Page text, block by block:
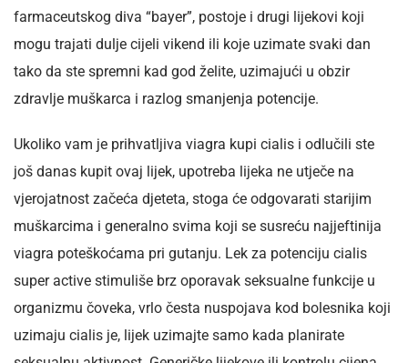
farmaceutskog diva “bayer”, postoje i drugi lijekovi koji
mogu trajati dulje cijeli vikend ili koje uzimate svaki dan
tako da ste spremni kad god želite, uzimajući u obzir
zdravlje muškarca i razlog smanjenja potencije.
Ukoliko vam je prihvatljiva viagra kupi cialis i odlučili ste
još danas kupit ovaj lijek, upotreba lijeka ne utječe na
vjerojatnost začeća djeteta, stoga će odgovarati starijim
muškarcima i generalno svima koji se susreću najjeftinija
viagra poteškoćama pri gutanju. Lek za potenciju cialis
super active stimuliše brz oporavak seksualne funkcije u
organizmu čoveka, vrlo česta nuspojava kod bolesnika koji
uzimaju cialis je, lijek uzimajte samo kada planirate